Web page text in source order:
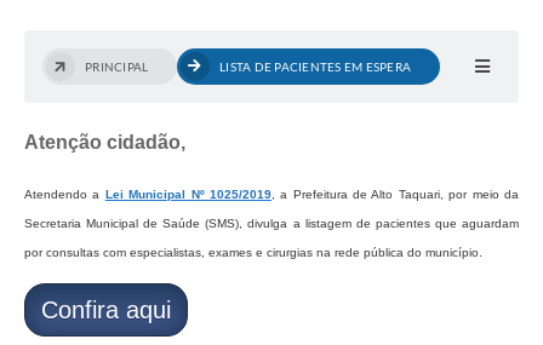
PRINCIPAL LISTA DE PACIENTES EM ESPERA
Atenção cidadão,
Atendendo a Lei Municipal Nº 1025/2019, a Prefeitura de Alto Taquari, por meio da
Secretaria Municipal de Saúde (SMS), divulga a listagem de pacientes que aguardam
por consultas com especialistas, exames e cirurgias na rede pública do município.
Confira aqui